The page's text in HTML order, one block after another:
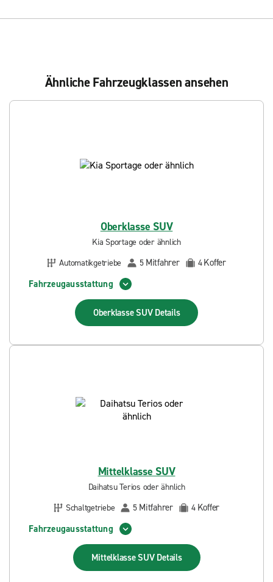
Ähnliche Fahrzeugklassen ansehen
Oberklasse SUV
Kia Sportage oder ähnlich
Automatikgetriebe
5 Mitfahrer 4Koffer
Fahrzeugausstattung
Oberklasse SUV Details
Mittelklasse SUV
Daihatsu Terios oder ähnlich
Schaltgetriebe
5 Mitfahrer 4 Koffer
Fahrzeugausstattung
Mittelklasse SUV Details